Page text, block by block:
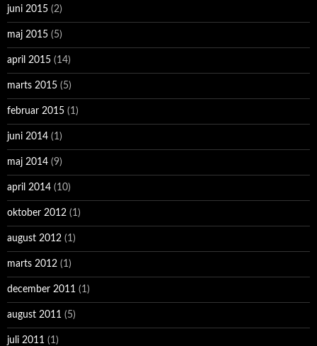
juni 2015 (2)
maj 2015 (5)
april 2015 (14)
marts 2015 (5)
februar 2015 (1)
juni 2014 (1)
maj 2014 (9)
april 2014 (10)
oktober 2012 (1)
august 2012 (1)
marts 2012 (1)
december 2011 (1)
august 2011 (5)
juli 2011 (1)